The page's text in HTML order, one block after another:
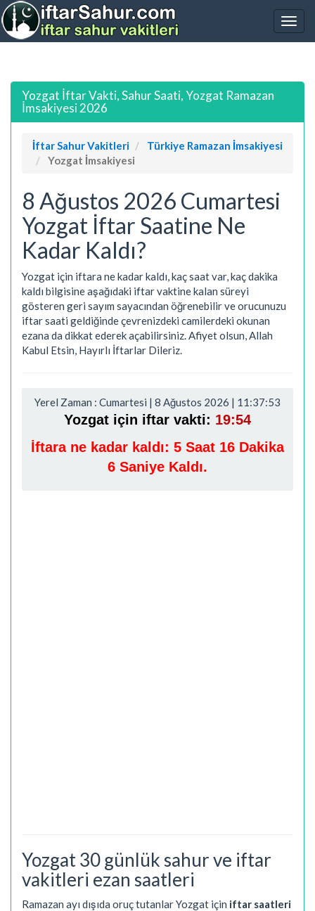
Yozgat İftar Vakti, Sahur Saati, Yozgat Ramazan
İmsakiyesi 2026
İftar Sahur Vakitleri
Türkiye Ramazan İmsakiyesi
Yozgat İmsakiyesi
8 Ağustos 2026 Cumartesi
Yozgat İftar Saatine Ne
Kadar Kaldı?
Yozgat için iftara ne kadar kaldı, kaç saat var, kaç dakika
kaldı bilgisine aşağıdaki iftar vaktine kalan süreyi
gösteren geri sayım sayacından öğrenebilir ve orucunuzu
iftar saati geldiğinde çevrenizdeki camilerdeki okunan
ezana da dikkat ederek açabilirsiniz. Afiyet olsun, Allah
Kabul Etsin, Hayırlı İftarlar Dileriz.
Yerel Zaman : Cumartesi | 8 Ağustos 2026 | 11:37:54
Yozgat için iftar vakti: 19:54
İftara ne kadar kaldı: 5 Saat 16 Dakika
5 Saniye Kaldı.
Yozgat 30 günlük sahur ve iftar
vakitleri ezan saatleri
Ramazan ayı dışıda oruç tutanlar Yozgat için iftar saatleri